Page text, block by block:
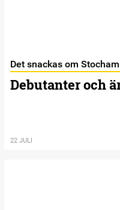
Det snackas om
Debutanter och
22 JULI